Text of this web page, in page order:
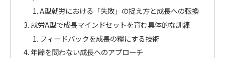
A型就労における「失敗」の捉え方と成長への転換
就労A型で成長マインドセットを育む具体的な訓練
フィードバックを成長の糧にする技術
年齢を問わない成長へのアプローチ